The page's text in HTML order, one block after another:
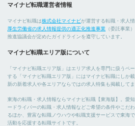
マイナビ転職運営者情報
マイナビ転職は株式会社マイナビが運営する転職・求人
厚生労働省の求人情報提供の適正化推進事業 （委託事業
推進協議会が定めたガイドラインを遵守しています。
マイナビ転職エリア版について
「マイナビ転職エリア版」はエリア求人を専門に扱うペー
する「マイナビ転職エリア版」にはマイナビ転職にしか
新の新着求人や各エリアならではの求人特集も掲載してま
東海の転職・求人情報ならマイナビ転職【東海版】。愛
ードライバーの転職・求人情報などご希望の条件やこだ
るほか、豊富な転職ノウハウや転職支援サービスで東海
活動を応援する転職サイトです。